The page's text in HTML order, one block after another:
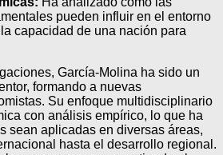
pueden influir en el entorno
capacidad de una nación para
García-Molina ha sido un
formando a nuevas
Su enfoque multidisciplinario
con análisis empírico, lo que ha
sean aplicadas en diversas áreas,
hasta el desarrollo regional.